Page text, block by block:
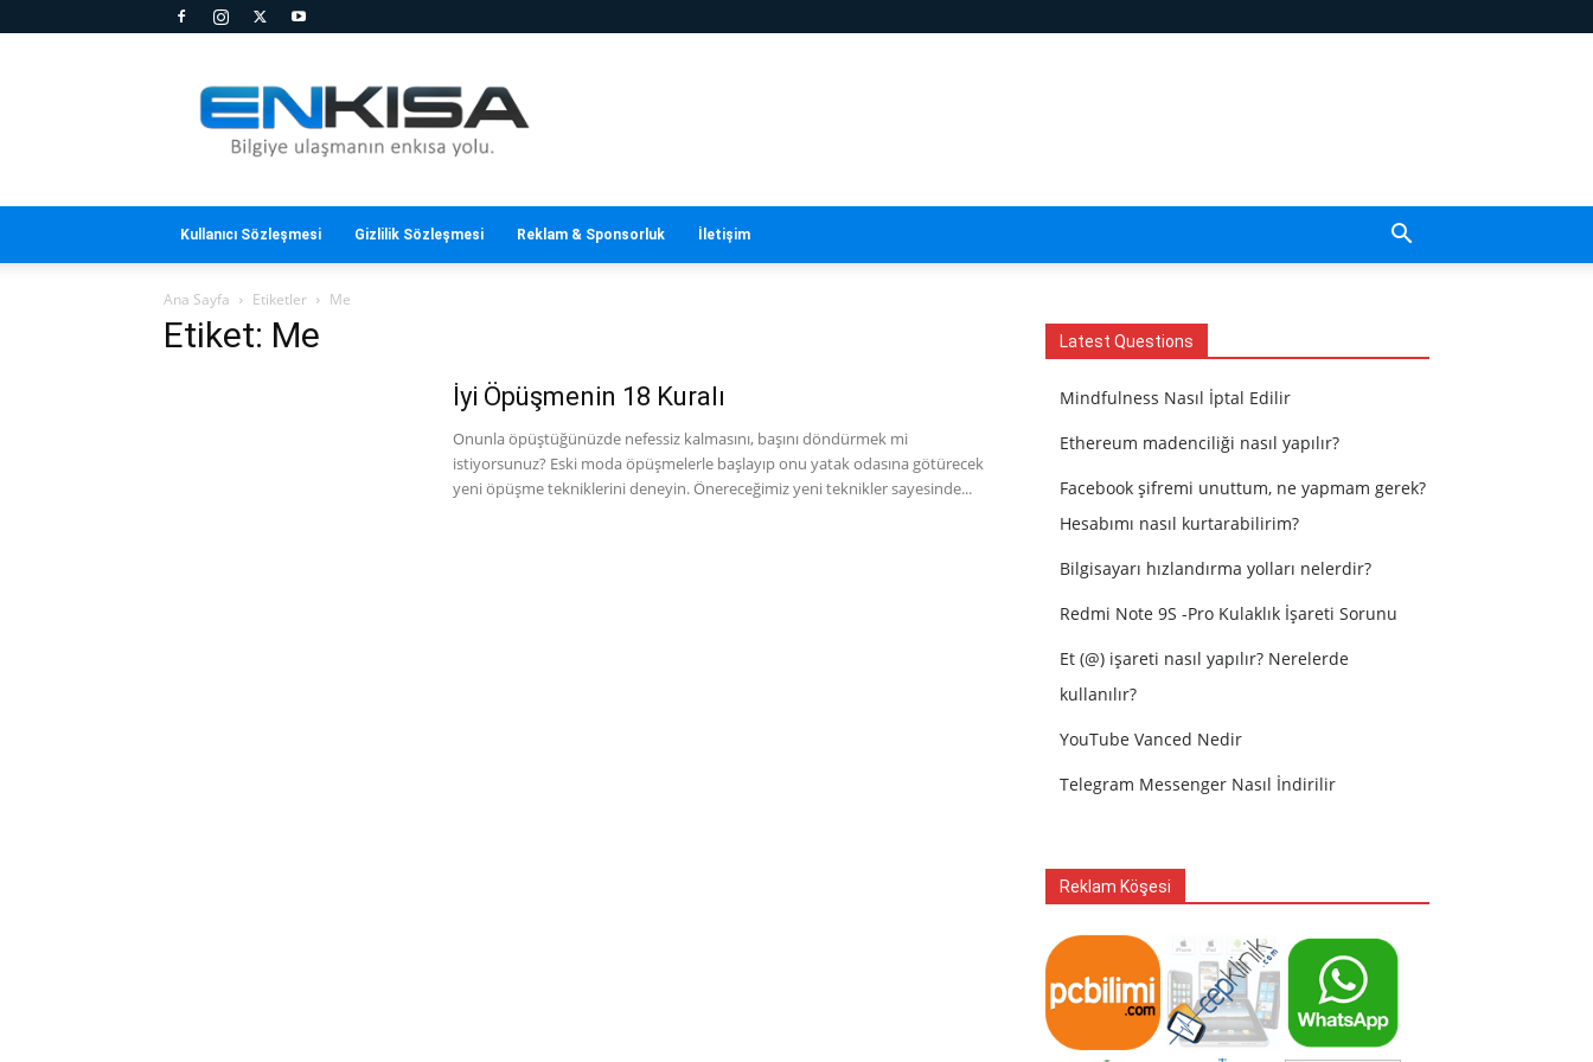
Kısa
Kullanıcı Sözleşmesi Gizlilik Sözleşmesi Reklam & Sponsorluk İletişim
Ana Sayfa Etiketler Me
Etiket: Me
İyi Öpüşmenin 18 Kuralı
Onunla öpüştüğünüzde nefessiz kalmasını, başını döndürmek mi
istiyorsunuz? Eski moda öpüşmelerle başlayıp onu yatak odasına götürecek
yeni öpüşme tekniklerini deneyin. Önereceğimiz yeni teknikler sayesinde...
Latest Questions
Mindfulness Nasıl İptal Edilir
Ethereum madenciliği nasıl yapılır?
Facebook şifremi unuttum, ne yapmam gerek?
Hesabımı nasıl kurtarabilirim?
Bilgisayarı hızlandırma yolları nelerdir?
Redmi Note 9S -Pro Kulaklık İşareti Sorunu
Et (@) işareti nasıl yapılır? Nerelerde
kullanılır?
YouTube Vanced Nedir
Telegram Messenger Nasıl İndirilir
Reklam Köşesi